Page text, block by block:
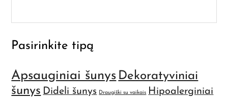
Pasirinkite tipą
Apsauginiai šunys Dekoratyviniai
šunys Dideli šunys Draugiški su vaikais Hipoalerginiai